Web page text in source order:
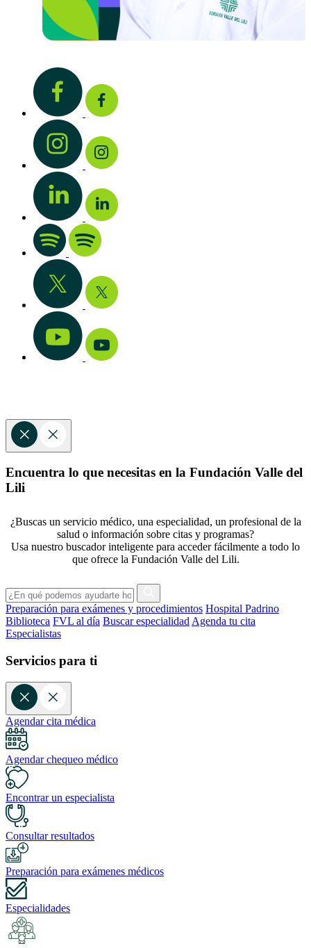
Encuentra lo que necesitas en la Fundación Valle del
Lili
¿Buscas un servicio médico, una especialidad, un profesional de la
salud o información sobre citas y programas?
Usa nuestro buscador inteligente para acceder fácilmente a todo lo
que ofrece la Fundación Valle del Lili.
Preparación para exámenes y procedimientos Hospital Padrino
Biblioteca FVL al día Buscar especialidad Agenda tu cita
Especialistas
Servicios para ti
Agendar cita médica
Agendar chequeo médico
Encontrar un especialista
Consultar resultados
Preparación para exámenes médicos
Especialidades